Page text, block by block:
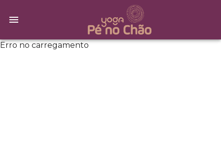
Erro no carregamento